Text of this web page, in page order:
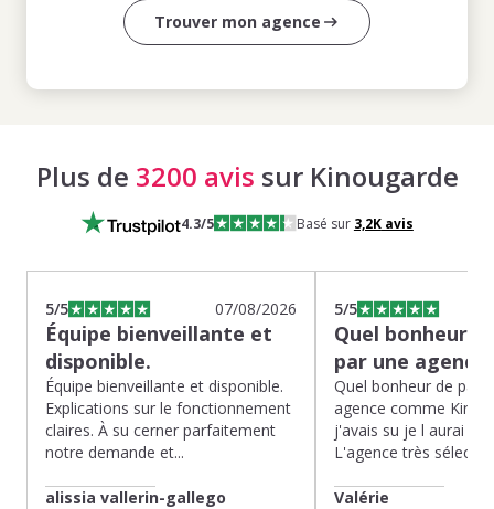
Trouver mon agence
Plus de 3200 avis sur Kinougarde
4.3/5 Basé sur 3,2Kavis
5/5 07/08/2026
Équipe bienveillante et
disponible.
Équipe bienveillante et disponible.
Explications sur le fonctionnement
claires. À su cerner parfaitement
notre demande et...
alissia vallerin-gallego
5/5
Quel bonheur
par une
Quel bonheur de
agence comme
j'avais su je l aurai
L'agence très
Valérie